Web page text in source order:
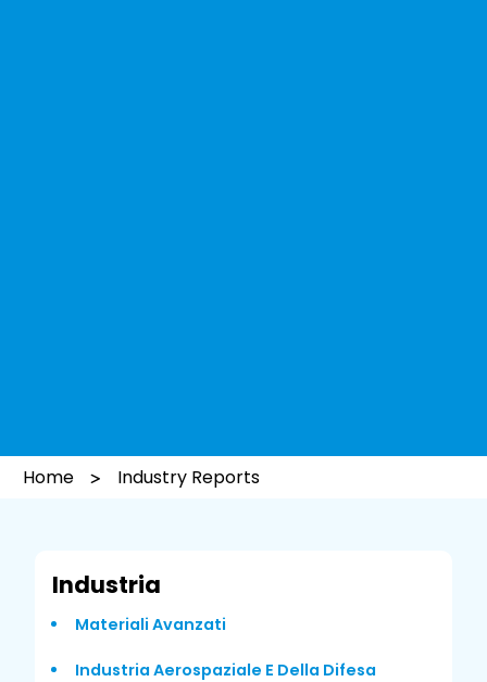
Home Industry Reports
Industria
Materiali Avanzati
Industria Aerospaziale E Della Difesa